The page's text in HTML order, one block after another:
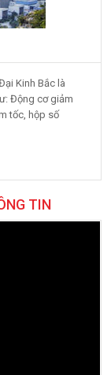
Kinh Bắc là
Động cơ giảm
tốc, hộp số
TIN